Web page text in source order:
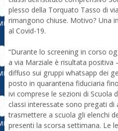
plesso della Torquato Tasso di
rimangono chiuse. Motivo? Una
al Covid-19.
“Durante lo screening in corso
a via Marziale è risultata positiva
diffuso sui gruppi whatsapp dei
posto in quarantena fiduciaria
ivi comprese le sezioni di Scuola
classi interessate sono pregati di
trasmettere a scuola gli elenchi
presenti la scorsa settimana. Le